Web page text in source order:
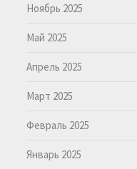
Ноябрь 2025
Май 2025
Апрель 2025
Март 2025
Февраль 2025
Январь 2025